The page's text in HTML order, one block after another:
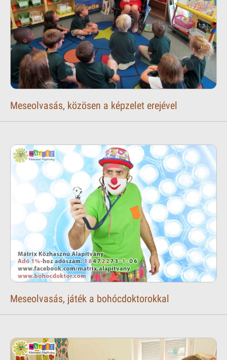
Meseolvasás, közösen a képzelet erejével
Meseolvasás, játék a bohócdoktorokkal